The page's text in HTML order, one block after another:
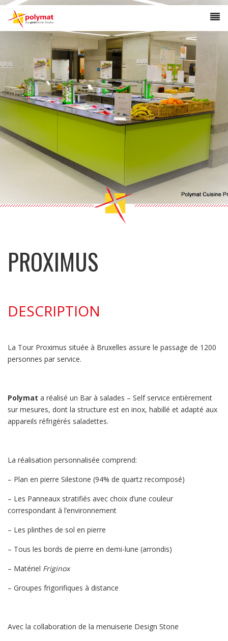
PROXIMUS
DESCRIPTION
La Tour Proximus située à Bruxelles assure le passage de 1200
personnes par service.
Polymat a réalisé un Bar à salades – Self service entièrement
sur mesures, dont la structure est en inox, habillé et adapté aux
appareils réfrigérés saladettes.
La réalisation personnalisée comprend:
– Plan en pierre Silestone (94% de quartz recomposé)
– Les Panneaux stratifiés avec choix d’une couleur
correspondant à l’environnement
– Les plinthes de sol en pierre
– Tous les bords de pierre en demi-lune (arrondis)
– Matériel Friginox
– Groupes frigorifiques à distance
Avec la collaboration de la menuiserie Design Stone